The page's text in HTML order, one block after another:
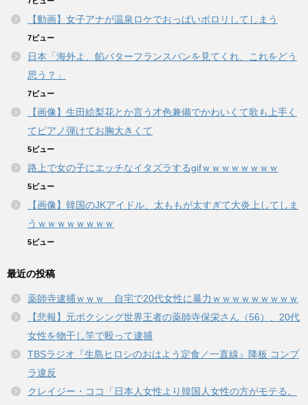
【動画】女子アナが温泉ロケでおっぱいポロリしてしまう
7ビュー
日本「海外よ、餡バターフランスパンを見てくれ、これをどう
思う？」
7ビュー
【画像】生田絵梨花とか言う才色兼備でかわいくて歌も上手く
てピアノ弾けてお胸大きくて
5ビュー
路上で女の子にエッチなイタズラするgifｗｗｗｗｗｗｗｗ
5ビュー
【画像】韓国のJKアイドル、太ももが太すぎて大炎上してしま
うｗｗｗｗｗｗｗｗ
5ビュー
最近の投稿
薬師寺逮捕ｗｗｗ 自宅で20代女性に暴力ｗｗｗｗｗｗｗｗｗ
【悲報】元ボクシング世界王者の薬師寺保栄さん（56）、20代
女性を物干し竿で殴って逮捕
TBSラジオ『生島ヒロシのおはよう定食／一直線』降板 コンプ
ラ違反
クレイジー・ココ「日本人女性より韓国人女性の方がモテる。